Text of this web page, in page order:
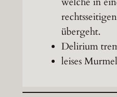
übergeht.
Delirium
leises